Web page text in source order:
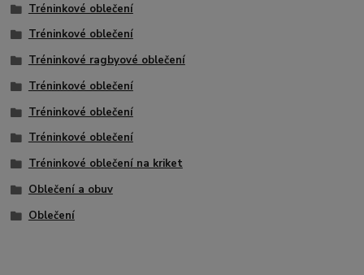
Tréninkové oblečení
Tréninkové oblečení
Tréninkové ragbyové oblečení
Tréninkové oblečení
Tréninkové oblečení
Tréninkové oblečení
Tréninkové oblečení na kriket
Oblečení a obuv
Oblečení